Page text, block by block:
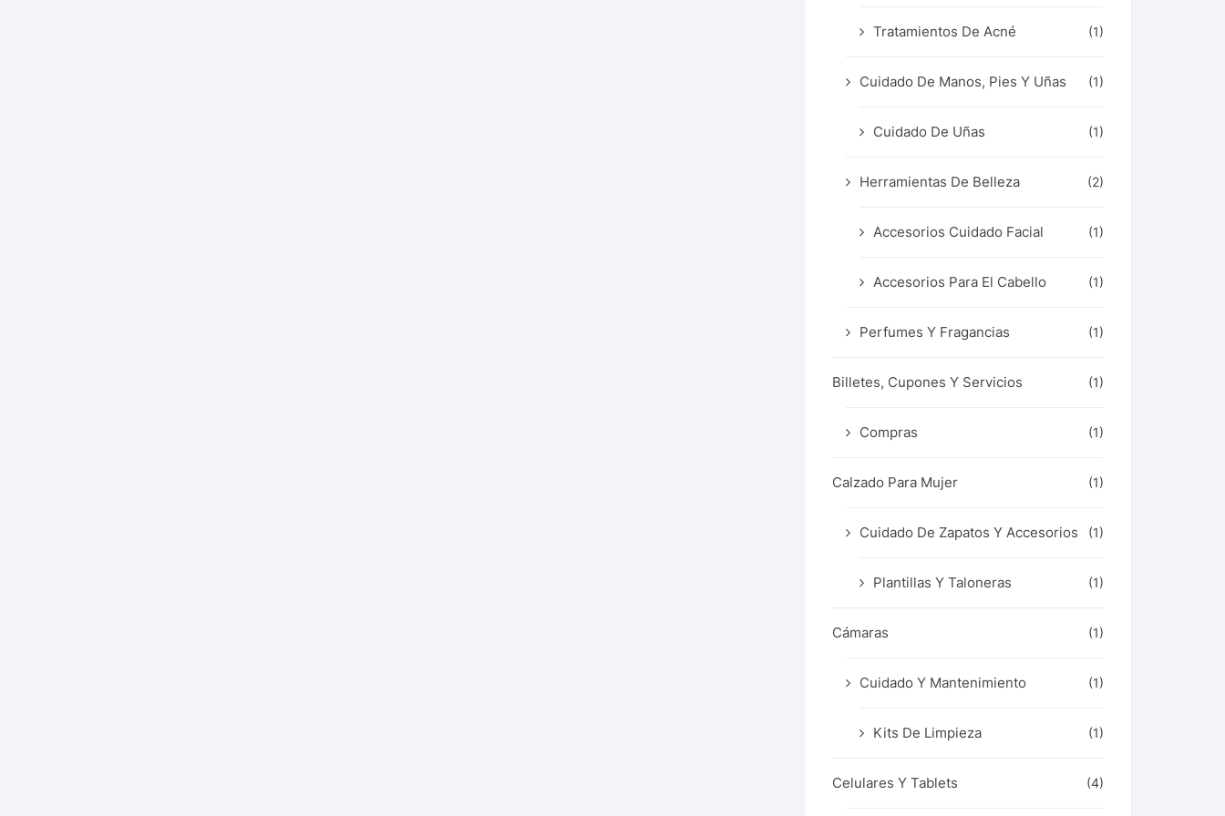
Tratamientos De Acné (1)
Cuidado De Manos, Pies Y Uñas (1)
Cuidado De Uñas (1)
Herramientas De Belleza (2)
Accesorios Cuidado Facial (1)
Accesorios Para El Cabello (1)
Perfumes Y Fragancias (1)
Billetes, Cupones Y Servicios (1)
Compras (1)
Calzado Para Mujer (1)
Cuidado De Zapatos Y Accesorios (1)
Plantillas Y Taloneras (1)
Cámaras (1)
Cuidado Y Mantenimiento (1)
Kits De Limpieza (1)
Celulares Y Tablets (4)